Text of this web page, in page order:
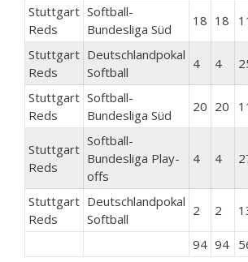
Stuttgart
Reds
Softball-
Bundesliga Süd
18 18
Stuttgart
Reds
Deutschlandpokal
Softball
4 4
Stuttgart
Reds
Softball-
Bundesliga Süd
20 20
Stuttgart
Reds
Softball-
Bundesliga Play-
offs
4 4
Stuttgart
Reds
Deutschlandpokal
Softball
2 2
94 94